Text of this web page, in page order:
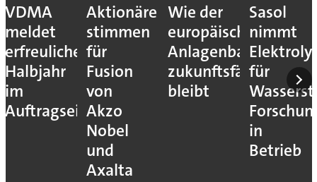
VDMA
meldet
erfreuliches
Halbjahr
im
Auftragseingang
Aktionäre
stimmen
für
Fusion
von
Akzo
Nobel
und
Axalta
Wie der
europäische
Anlagenbau
zukunftsfähig
bleibt
Sasol
nimmt
für
in
Betrieb